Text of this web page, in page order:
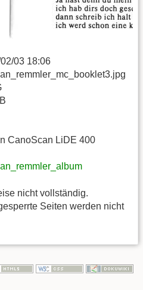
03 18:06
CanoScan LiDE 400
nicht vollständig.
Seiten werden nicht